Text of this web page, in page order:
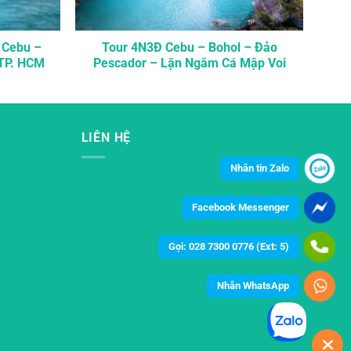
–
HCM
Tour 4N3Đ Cebu – Bohol – Đảo
Pescador – Lặn Ngắm Cá Mập Voi
LIÊN HỆ
Nhắn tin Zalo
Facebook Messenger
Gọi: 028 7300 0776 (Ext: 5)
Nhắn WhatsApp